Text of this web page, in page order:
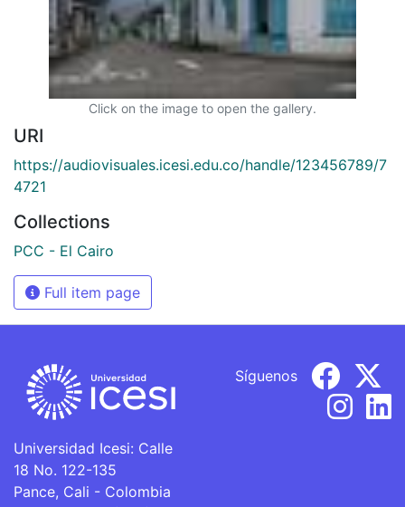
Click on the image to open the gallery.
URI
https://audiovisuales.icesi.edu.co/handle/123456789/7
4721
Collections
PCC - El Cairo
Full item page
Universidad Icesi: Calle
18 No. 122-135
Pance, Cali - Colombia
Síguenos